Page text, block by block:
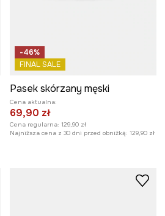
-46%
FINAL SALE
Pasek skórzany męski
Cena aktualna:
69,90 zł
Cena regularna: 129,90 zł
Najniższa cena z 30 dni przed obniżką: 129,90 zł